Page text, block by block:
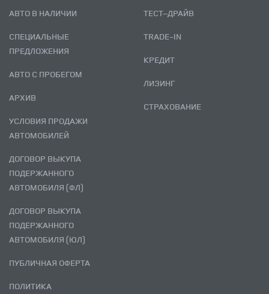
АВТО В НАЛИЧИИ
СПЕЦИАЛЬНЫЕ
ПРЕДЛОЖЕНИЯ
АВТО С ПРОБЕГОМ
АРХИВ
УСЛОВИЯ ПРОДАЖИ
АВТОМОБИЛЕЙ
ДОГОВОР ВЫКУПА
ПОДЕРЖАННОГО
АВТОМОБИЛЯ (ФЛ)
ДОГОВОР ВЫКУПА
ПОДЕРЖАННОГО
АВТОМОБИЛЯ (ЮЛ)
ПУБЛИЧНАЯ ОФЕРТА
ПОЛИТИКА
ТЕСТ–ДРАЙВ
TRADE-IN
КРЕДИТ
ЛИЗИНГ
СТРАХОВАНИЕ